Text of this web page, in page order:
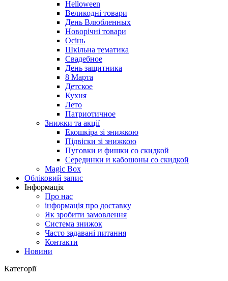
Helloween
Великодні товари
День Влюбленных
Новорічні товари
Осінь
Шкільна тематика
Свадебное
День защитника
8 Марта
Детское
Кухня
Лето
Патриотичное
Знижки та акції
Екошкіра зі знижкою
Підвіски зі знижкою
Пуговки и фишки со скидкой
Серединки и кабошоны со скидкой
Magic Box
Обліковий запис
Інформація
Про нас
інформація про доставку
Як зробити замовлення
Система знижок
Часто задавані питання
Контакти
Новини
Категорії